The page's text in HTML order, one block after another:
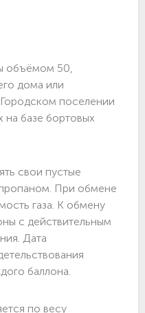
объёмом 50,
дома или
поселении
на базе бортовых
свои пустые
При обмене
газа. К обмену
с действительным
Дата
баллона.
по весу